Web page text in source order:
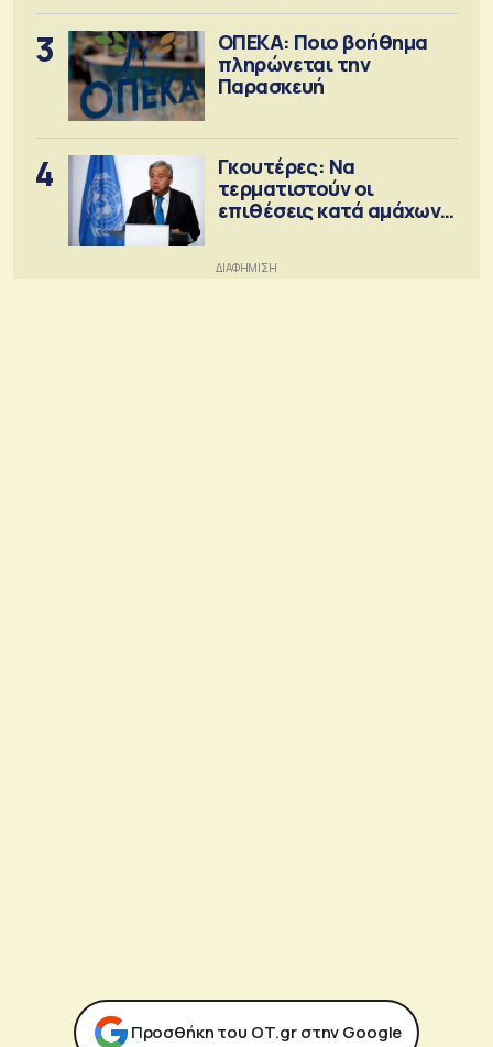
3
ΟΠΕΚΑ: Ποιο βοήθημα
πληρώνεται την
Παρασκευή
4
Γκουτέρες: Να
τερματιστούν οι
επιθέσεις κατά αμάχων
Προσθήκη του ΟΤ.gr στην Google